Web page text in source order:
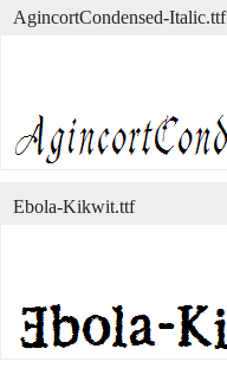
AgincortCondensed-Italic.ttf
Ebola-Kikwit.ttf